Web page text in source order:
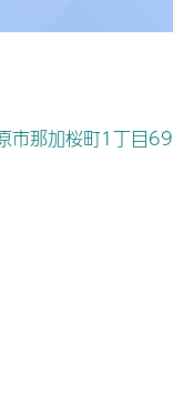
那加桜町1丁目